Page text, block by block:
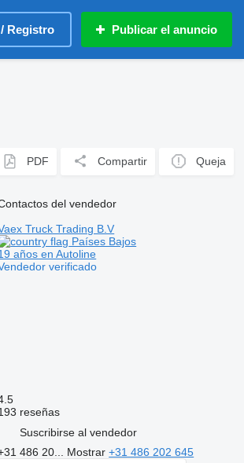
Registro Publicar el anuncio
PDF Compartir Queja
del vendedor
Truck Trading B.V
Países Bajos
años en Autoline
verificado
reseñas
Suscribirse al vendedor
486 20... Mostrar+31 486 202 645